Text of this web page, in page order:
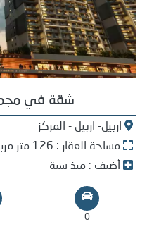
شقة في مجمع
اربيل- اربيل - المركز
مساحة العقار : 126 متر مربع
أضيف : منذ سنة
0